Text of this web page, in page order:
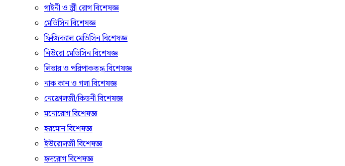
গাইনী ও স্ত্রী রোগ বিশেষজ্ঞ
মেডিসিন বিশেষজ্ঞ
ফিজিক্যাল মেডিসিন বিশেষজ্ঞ
নিউরো মেডিসিন বিশেষজ্ঞ
লিভার ও পরিপাকতন্ত্র বিশেষজ্ঞ
নাক কান ও গলা বিশেষজ্ঞ
নেফ্রোলজী/কিডনী বিশেষজ্ঞ
মনোরোগ বিশেষজ্ঞ
হরমোন বিশেষজ্ঞ
ইউরোলজী বিশেষজ্ঞ
হৃদরোগ বিশেষজ্ঞ